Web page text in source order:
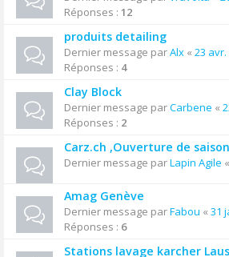
Réponses : 12
produits detailing
Dernier message parAlx « 23 avr.
Réponses : 4
Clay Block
Dernier message parCarbene «
Réponses : 2
Carz.ch ,Ouverture de
Dernier message parLapin Agile «
Amag Genève
Dernier message parFabou « 31
Réponses : 6
Stations lavage karcher